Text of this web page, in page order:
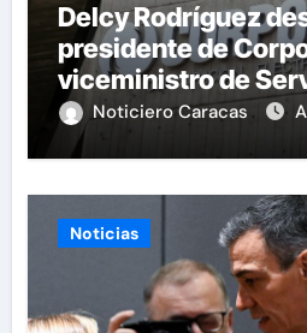
Delcy Rodríguez
presidente de
viceministro de
Eléctricos
Noticiero Caracas
Noticias